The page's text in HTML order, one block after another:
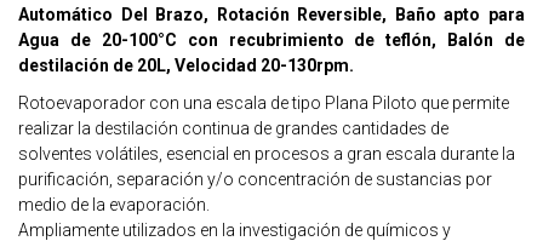
Automático Del Brazo, Rotación Reversible, Baño apto para
Agua de 20-100°C con recubrimiento de teflón, Balón de
destilación de 20L, Velocidad 20-130rpm.
Rotoevaporador con una escala de tipo Plana Piloto que permite
realizar la destilación continua de grandes cantidades de
solventes volátiles, esencial en procesos a gran escala durante la
purificación, separación y/o concentración de sustancias por
medio de la evaporación.
Ampliamente utilizados en la investigación de químicos y